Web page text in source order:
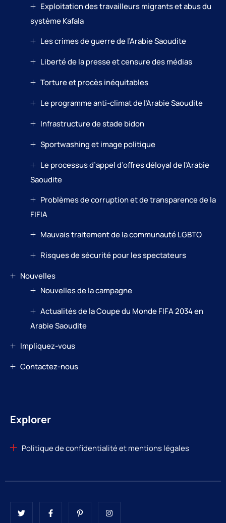
Exploitation des travailleurs migrants et abus du
système Kafala
Les crimes de guerre de l’Arabie Saoudite
Liberté de la presse et censure des médias
Torture et procès inéquitables
Le programme anti-climat de l’Arabie Saoudite
Infrastructure de stade bidon
Sportwashing et image politique
Le processus d’appel d’offres déloyal de l’Arabie
Saoudite
Problèmes de corruption et de transparence de la
FIFIA
Mauvais traitement de la communauté LGBTQ
Risques de sécurité pour les spectateurs
Nouvelles
Nouvelles de la campagne
Actualités de la Coupe du Monde FIFA 2034 en
Arabie Saoudite
Impliquez-vous
Contactez-nous
Explorer
Politique de confidentialité et mentions légales